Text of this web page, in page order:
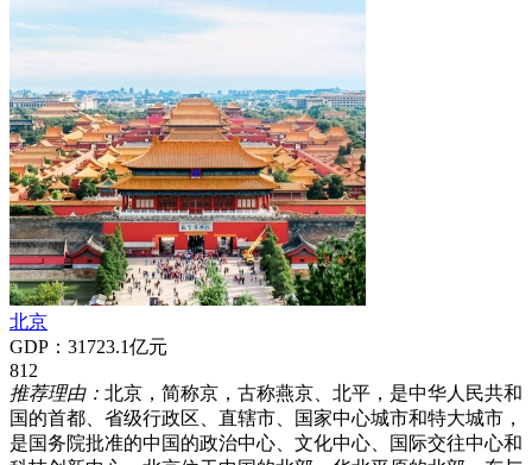
北京
GDP：31723.1亿元
812
推荐理由： 北京，简称京，古称燕京、北平，是中华人民共和
国的首都、省级行政区、直辖市、国家中心城市和特大城市，
是国务院批准的中国的政治中心、文化中心、国际交往中心和